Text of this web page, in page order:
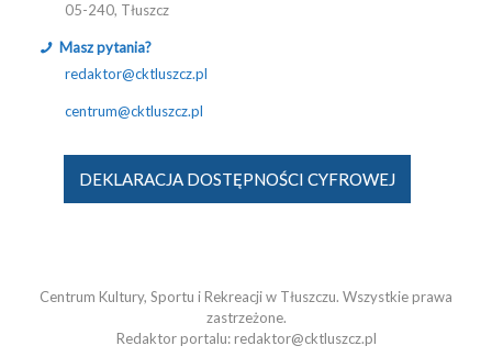
05-240, Tłuszcz
Masz pytania?
redaktor@cktluszcz.pl
centrum@cktluszcz.pl
DEKLARACJA DOSTĘPNOŚCI CYFROWEJ
Centrum Kultury, Sportu i Rekreacji w Tłuszczu. Wszystkie prawa
zastrzeżone.
Redaktor portalu: redaktor@cktluszcz.pl